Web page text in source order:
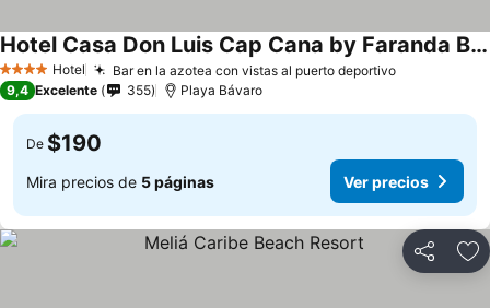
4 EstrellasHotel Bar en la azotea con vistas al puerto deportivo
Hotel Casa Don Luis Cap Cana by Faranda Boutique
9,4 Excelente 355 Playa Bávaro
De $190
Mira precios de 5 páginas Ver precios
Compartir